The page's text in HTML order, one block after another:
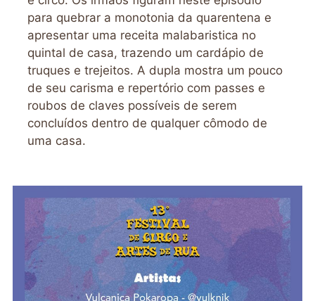
para quebrar a monotonia da quarentena e
apresentar uma receita malabaristica no
quintal de casa, trazendo um cardápio de
truques e trejeitos. A dupla mostra um pouco
de seu carisma e repertório com passes e
roubos de claves possíveis de serem
concluídos dentro de qualquer cômodo de
uma casa.